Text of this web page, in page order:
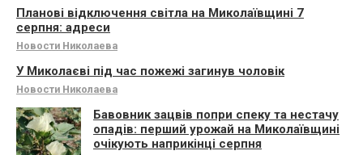
Планові відключення світла на Миколаївщині 7
серпня: адреси
Новости Николаева
У Миколаєві під час пожежі загинув чоловік
Новости Николаева
Бавовник зацвів попри спеку та нестачу
опадів: перший урожай на Миколаївщині
очікують наприкінці серпня